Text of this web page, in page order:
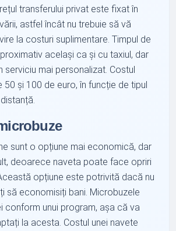
transferului privat este fixat în
astfel încât nu trebuie să vă
la costuri suplimentare. Timpul de
același ca și cu taxiul, dar
serviciu mai personalizat. Costul
50 și 100 de euro, în funcție de tipul
sunt o opțiune mai economică, dar
deoarece naveta poate face opriri
opțiune este potrivită dacă nu
să economisiți bani. Microbuzele
conform unui program, așa că va
la acesta. Costul unei navete